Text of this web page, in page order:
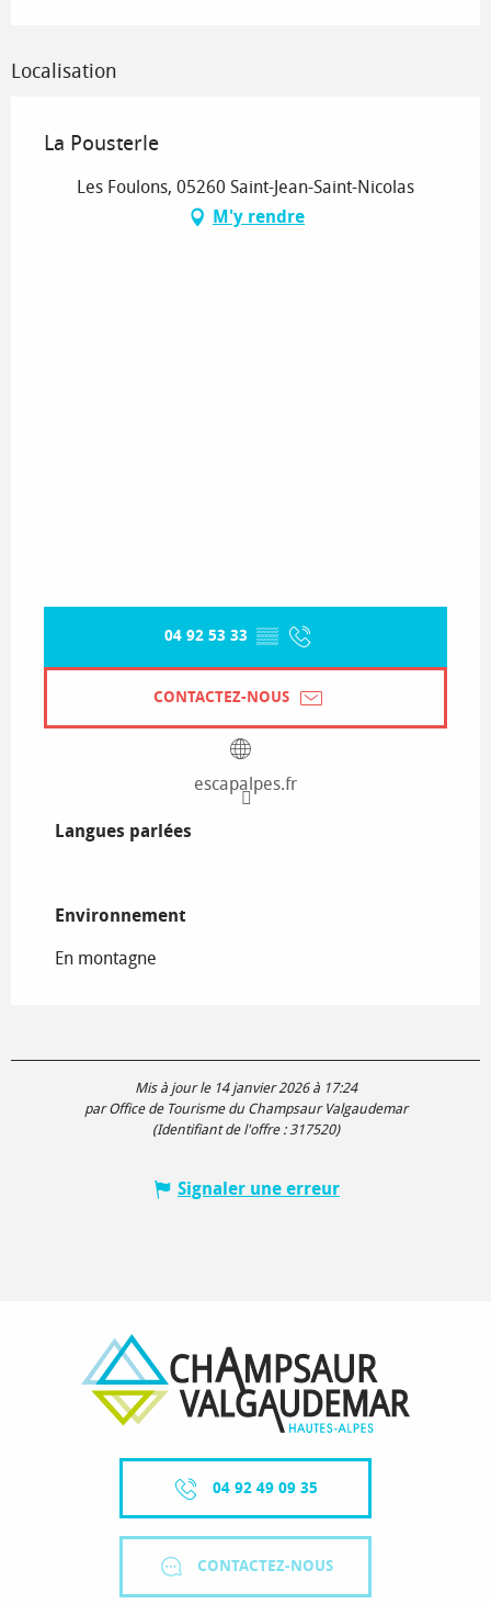
Localisation
La Pousterle
Les Foulons, 05260 Saint-Jean-Saint-Nicolas
M'y rendre
04 92 53 33 ▒▒
CONTACTEZ-NOUS
escapalpes.fr
Langues parlées
Langues parlées
Environnement
Environnement
En montagne
Mis à jour le 14 janvier 2026 à 17:24
par Office de Tourisme du Champsaur Valgaudemar
(Identifiant de l'offre : 317520)
Signaler une erreur
04 92 49 09 35
CONTACTEZ-NOUS